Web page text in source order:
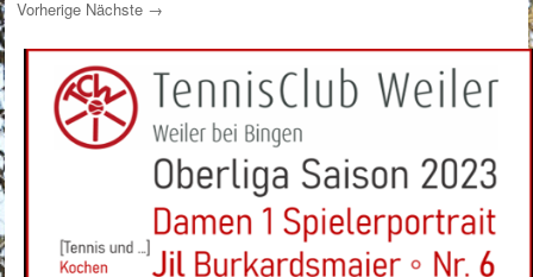
Vorherige Nächste →